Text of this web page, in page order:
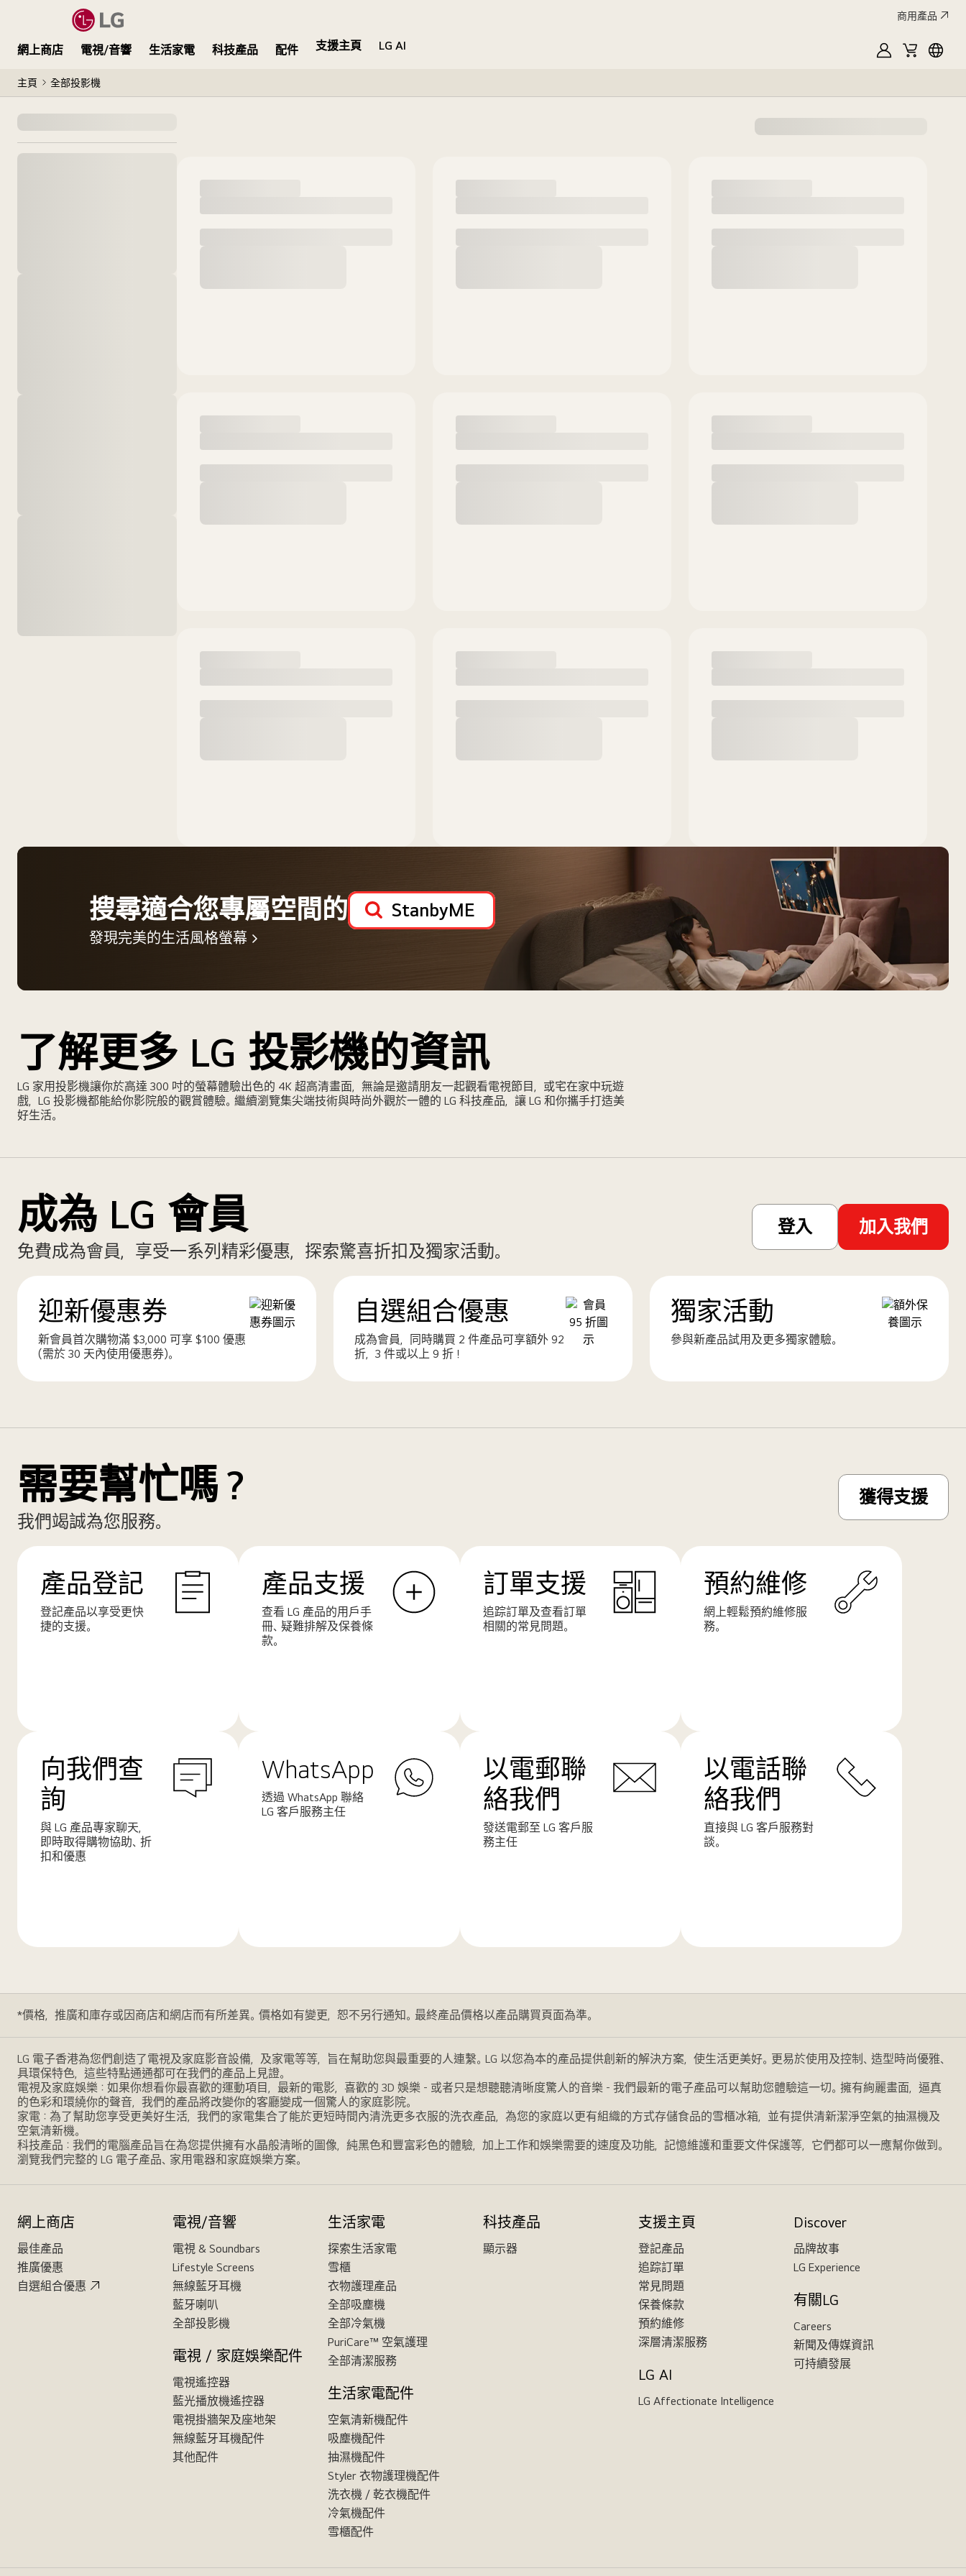
商用產品
網上商店 電視/音響 生活家電 科技產品 配件 支援主頁
LG AI
MyLG購
主頁 全部投影機
搜尋適合您專屬空間的 StanbyME
發現完美的生活風格螢幕
了解更多 LG 投影機的資訊
LG 家用投影機讓你於高達 300 吋的螢幕體驗出色的 4K 超高清畫面，無論是邀請朋友一起觀看電視節目，或宅在家中玩遊
戲，LG 投影機都能給你影院般的觀賞體驗。繼續瀏覽集尖端技術與時尚外觀於一體的 LG 科技產品，讓 LG 和你攜手打造美
好生活。
成為 LG 會員
免費成為會員，享受一系列精彩優惠，探索驚喜折扣及獨家活動。
登入 加入我們
迎新優惠券
新會員首次購物滿 $3,000 可享 $100 優惠
(需於 30 天內使用優惠券)。
自選組合優惠
成為會員，同時購買 2 件產品可享額外 92
折，3 件或以上 9 折！
獨家活動
參與新產品試用及更多獨家體驗。
需要幫忙嗎？
我們竭誠為您服務。
獲得支援
產品登記
登記產品以享受更快
捷的支援。
產品支援
查看 LG 產品的用戶手
冊、疑難排解及保養條
款。
訂單支援
追踪訂單及查看訂單
相關的常見問題。
預約維修
網上輕鬆預約維修服
務。
向我們查
詢
與 LG 產品專家聊天，
即時取得購物協助、折
扣和優惠
WhatsApp
透過 WhatsApp 聯絡
LG 客戶服務主任
以電郵聯
絡我們
發送電郵至 LG 客戶服
務主任
以電話聯
絡我們
直接與 LG 客戶服務對
談。
*價格，推廣和庫存或因商店和網店而有所差異。價格如有變更，恕不另行通知。最終產品價格以產品購買頁面為準。
LG 電子香港為您們創造了電視及家庭影音設備，及家電等等，旨在幫助您與最重要的人連繫。LG 以您為本的產品提供創新的解決方案，使生活更美好。更易於使用及控制、造型時尚優雅、
具環保特色，這些特點通通都可在我們的產品上見證。
電視及家庭娛樂：如果你想看你最喜歡的運動項目，最新的電影，喜歡的 3D 娛樂 - 或者只是想聽聽清晰度驚人的音樂 - 我們最新的電子產品可以幫助您體驗這一切。擁有絢麗畫面，逼真
的色彩和環繞你的聲音，我們的產品將改變你的客廳變成一個驚人的家庭影院。
家電：為了幫助您享受更美好生活，我們的家電集合了能於更短時間內清洗更多衣服的洗衣產品，為您的家庭以更有組織的方式存儲食品的雪櫃冰箱，並有提供清新潔淨空氣的抽濕機及
空氣清新機。
科技產品：我們的電腦產品旨在為您提供擁有水晶般清晰的圖像，純黑色和豐富彩色的體驗，加上工作和娛樂需要的速度及功能，記憶維護和重要文件保護等，它們都可以一應幫你做到。
瀏覽我們完整的 LG 電子產品、家用電器和家庭娛樂方案。
網上商店
最佳產品
推廣優惠
自選組合優惠
電視/音響
電視 & Soundbars
Lifestyle Screens
無線藍牙耳機
藍牙喇叭
全部投影機
電視 / 家庭娛樂配件
電視遙控器
藍光播放機遙控器
電視掛牆架及座地架
無線藍牙耳機配件
其他配件
生活家電
探索生活家電
雪櫃
衣物護理產品
全部吸塵機
全部冷氣機
PuriCare™ 空氣護理
全部清潔服務
生活家電配件
空氣清新機配件
吸塵機配件
抽濕機配件
Styler 衣物護理機配件
洗衣機 / 乾衣機配件
冷氣機配件
雪櫃配件
科技產品
顯示器
支援主頁
登記產品
追踪訂單
常見問題
保養條款
預約維修
深層清潔服務
LG AI
LG Affectionate Intelligence
Discover
品牌故事
LG Experience
有關LG
Careers
新聞及傳媒資訊
可持續發展